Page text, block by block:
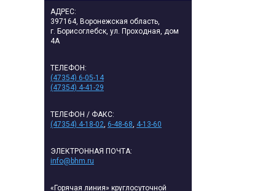
АДРЕС:
397164, Воронежская область,
г. Борисоглебск, ул. Проходная, дом
4А
ТЕЛЕФОН:
(47354) 6-05-14
(47354) 4-41-29
ТЕЛЕФОН / ФАКС:
(47354) 4-18-02, 6-48-68, 4-13-60
ЭЛЕКТРОННАЯ ПОЧТА:
info@bhm.ru
«Горячая линия» круглосуточной